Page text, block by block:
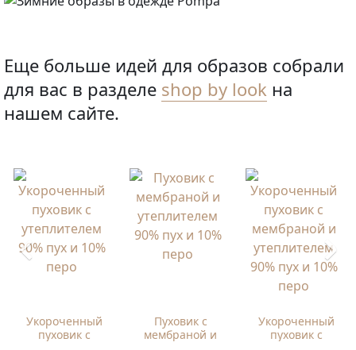
Еще больше идей для образов собрали
для вас в разделе shop by look на
нашем сайте.
Укороченный
пуховик с
Пуховик с
мембраной и
Укороченный
пуховик с